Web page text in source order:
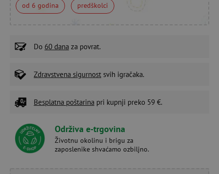
od 6 godina predškolci
Do 60 dana za povrat.
Zdravstvena sigurnost svih igračaka.
Besplatna poštarina pri kupnji preko 59 €.
Održiva e-trgovina
Životnu okolinu i brigu za
zaposlenike shvaćamo ozbiljno.